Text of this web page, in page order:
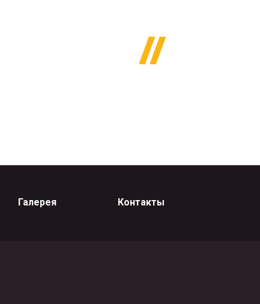
Галерея Контакты